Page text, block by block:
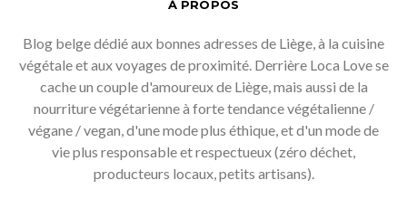
À PROPOS
Blog belge dédié aux bonnes adresses de Liège, à la cuisine
végétale et aux voyages de proximité. Derrière Loca Love se
cache un couple d'amoureux de Liège, mais aussi de la
nourriture végétarienne à forte tendance végétalienne /
végane / vegan, d'une mode plus éthique, et d'un mode de
vie plus responsable et respectueux (zéro déchet,
producteurs locaux, petits artisans).